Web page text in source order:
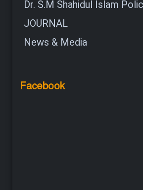
Dr. S.M Shahidul Islam
JOURNAL
News & Media
Facebook